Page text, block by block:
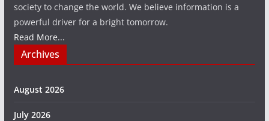
society to change the world. We believe information is a
powerful driver for a bright tomorrow.
Read More...
Archives
August 2026
July 2026